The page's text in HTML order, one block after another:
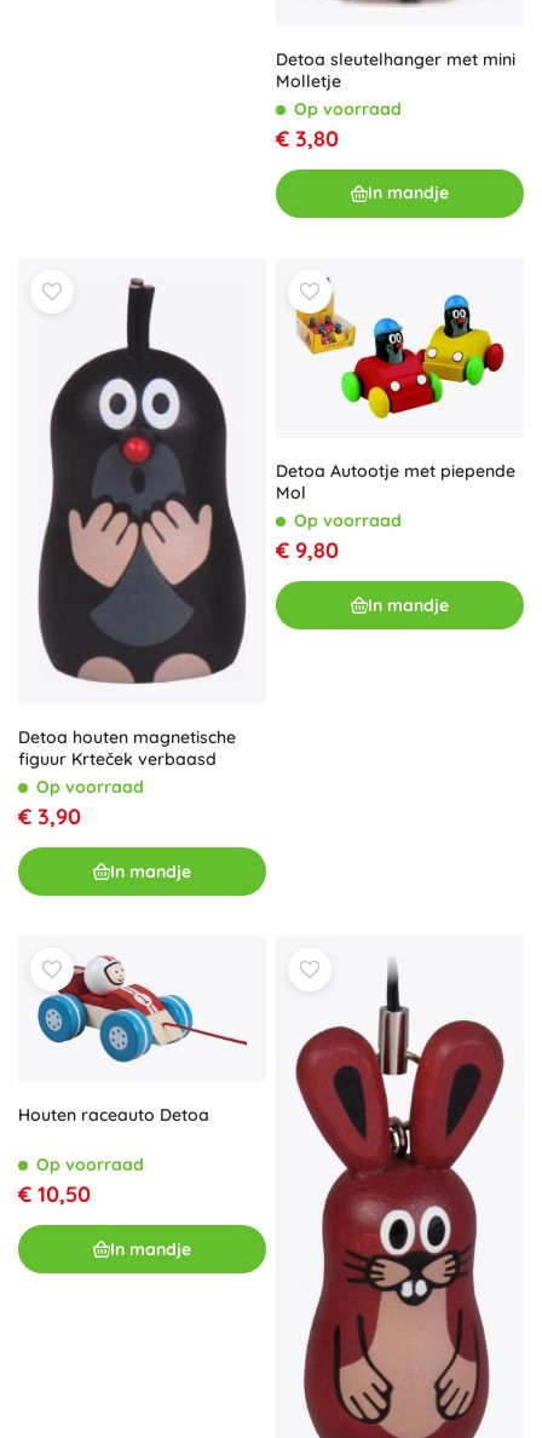
Detoa sleutelhanger met mini
Molletje
Op voorraad
€ 3,80
In mandje
Detoa houten magnetische
figuur Krteček verbaasd
Op voorraad
€ 3,90
In mandje
Detoa Autootje met piepende
Mol
Op voorraad
€ 9,80
In mandje
Houten raceauto Detoa
Op voorraad
€ 10,50
In mandje